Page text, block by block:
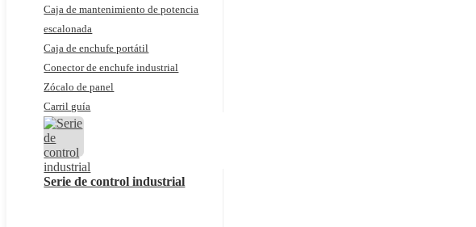
Caja de mantenimiento de potencia
escalonada
Caja de enchufe portátil
Conector de enchufe industrial
Zócalo de panel
Carril guía
Serie de control industrial